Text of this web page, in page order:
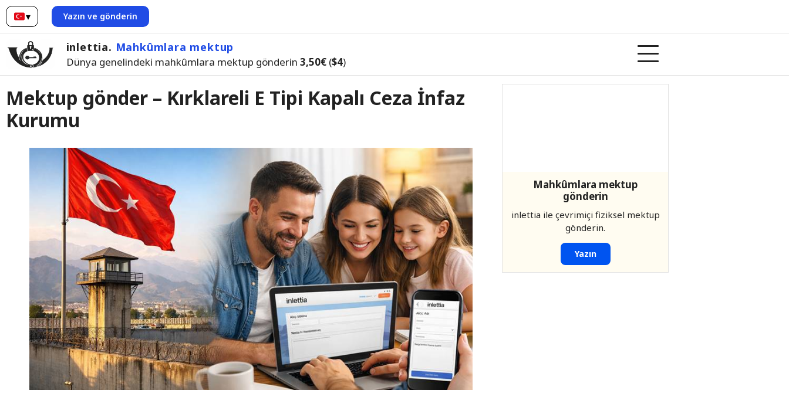
▾
Türkçe
Yazın ve gönderin
inlettia. Mahkûmlara mektup
Dünya genelindeki mahkûmlara mektup gönderin 3,50€ ($4)
Mektup gönder – Kırklareli E Tipi Kapalı Ceza İnfaz
Kurumu
Mahkûmlara mektup
gönderin
inlettia ile çevrimiçi fiziksel mektup
gönderin.
Yazın